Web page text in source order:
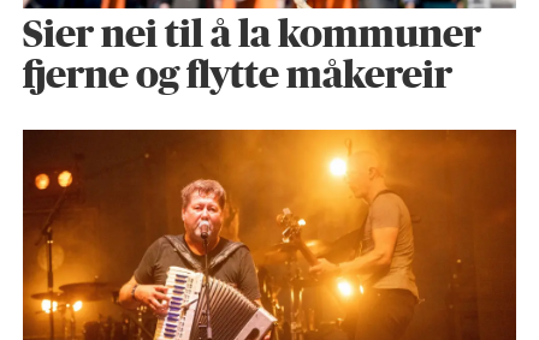
Sier nei til å la kommuner
fjerne og flytte måkereir